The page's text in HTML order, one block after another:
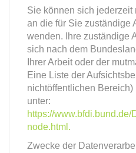
Sie können sich jederzeit
an die für Sie zuständige
wenden. Ihre zuständige
sich nach dem
Ihrer Arbeit oder der
Eine Liste der
nichtöffentlichen
unter:
https://
node.html.
Zwecke der